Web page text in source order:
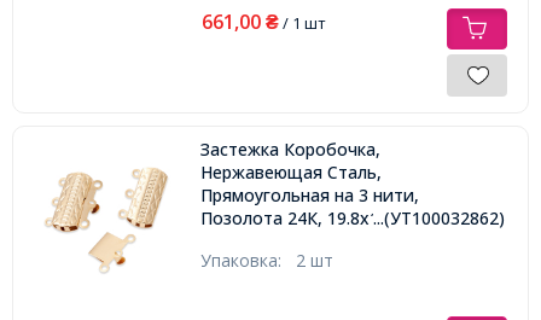
661,00 ₴/ 1 шт
Застежка Коробочка,
Нержавеющая Сталь,
Прямоугольная на 3 нити,
Позолота 24К, 19.8х15х3мм, Отв.
...(УТ100032862)
Упаковка: 2 шт